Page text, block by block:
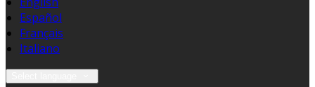
Español
Français
Italiano